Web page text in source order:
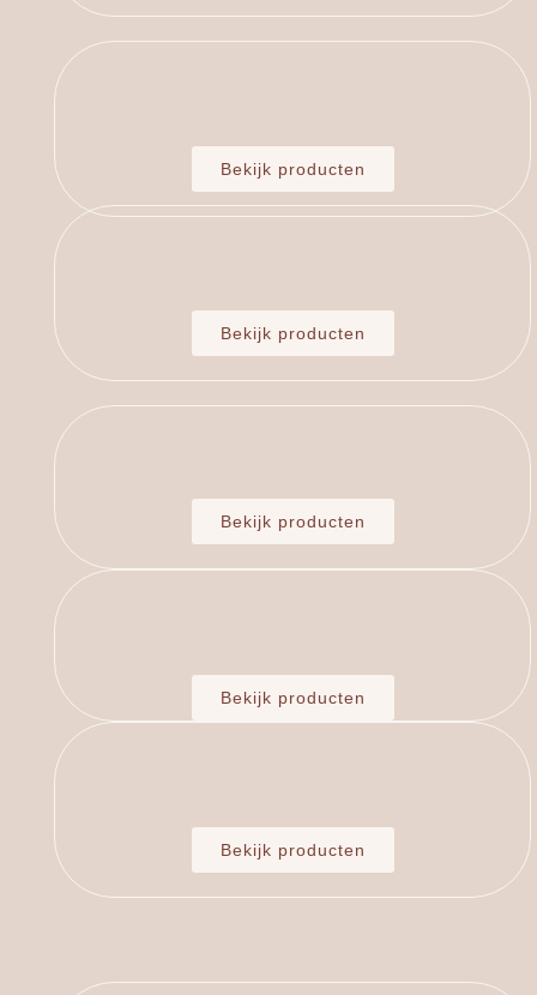
Bekijk producten
Bekijk producten
Bekijk producten
Bekijk producten
Bekijk producten